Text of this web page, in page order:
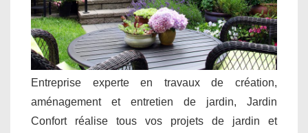
Entreprise experte en travaux de création,
aménagement et entretien de jardin, Jardin
Confort réalise tous vos projets de jardin et